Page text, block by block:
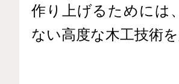
作り上げるためには
ない高度な木工技術